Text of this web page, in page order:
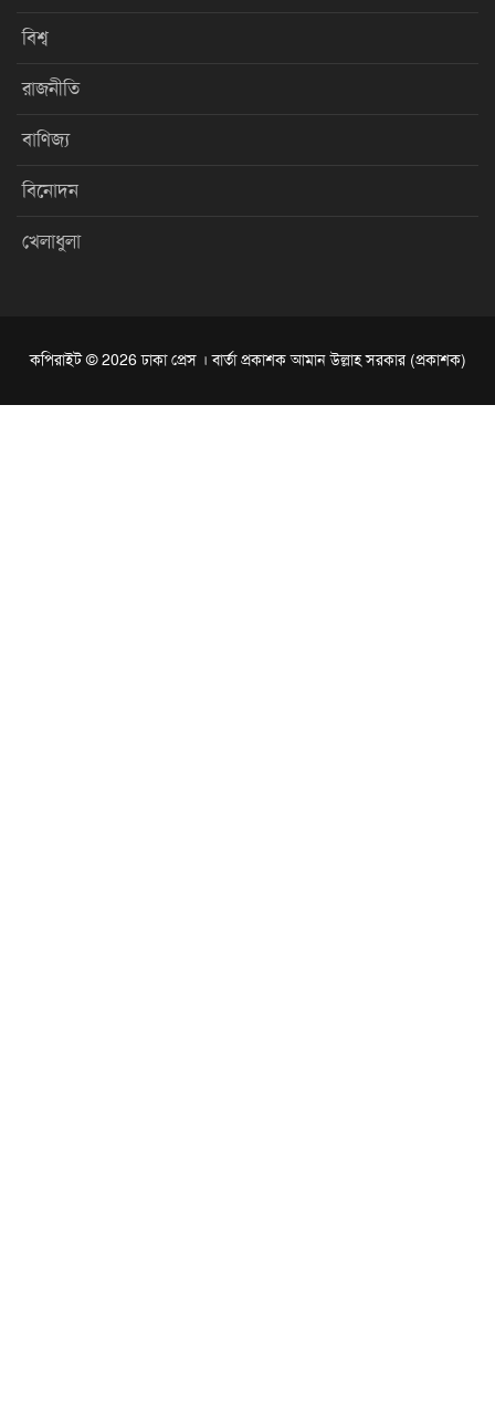
বিশ্ব
রাজনীতি
বাণিজ্য
বিনোদন
খেলাধুলা
কপিরাইট © 2026 ঢাকা প্রেস । বার্তা প্রকাশক আমান উল্লাহ সরকার (প্রকাশক)